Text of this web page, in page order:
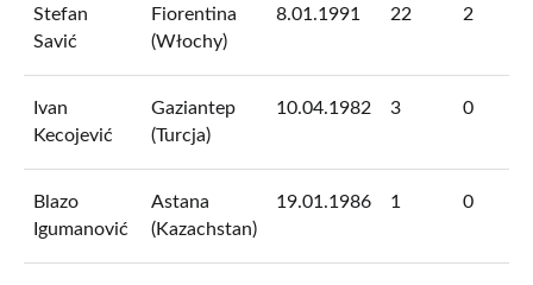
Stefan
Savić
Fiorentina
(Włochy)
8.01.1991 22 2
Ivan
Kecojević
Gaziantep
(Turcja)
10.04.1982 3 0
Blazo
Igumanović
Astana
(Kazachstan)
19.01.1986 1 0